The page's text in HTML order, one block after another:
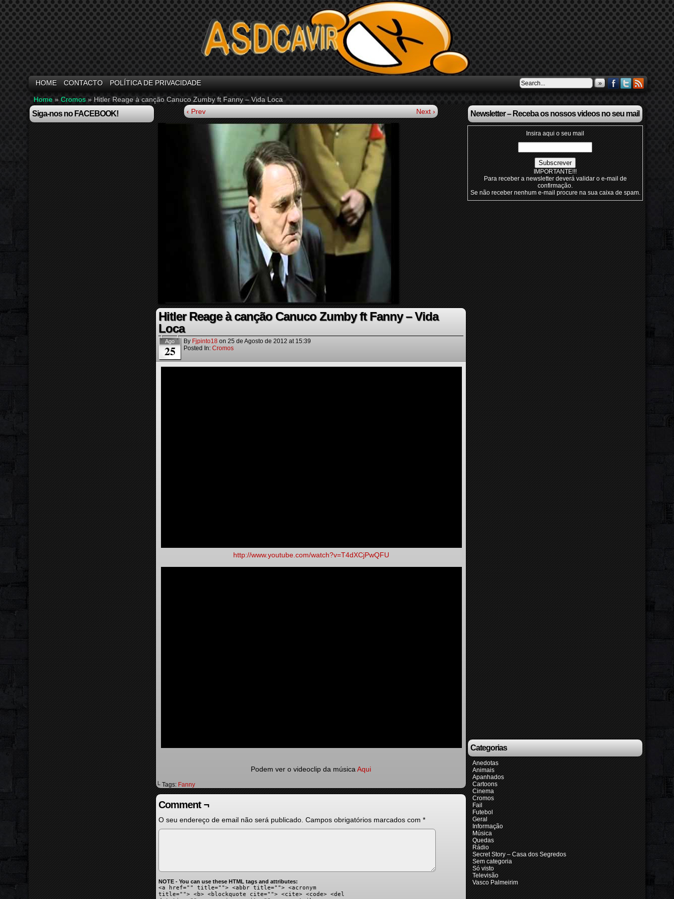
HOME CONTACTO POLÍTICA DE PRIVACIDADE »
Home » Cromos » Hitler Reage à canção Canuco Zumby ft Fanny – Vida Loca
Siga-nos no FACEBOOK! ‹ Prev Next ›
Hitler Reage à canção Canuco Zumby ft Fanny – Vida
Loca
Ago
25
By Fjpinto18 on 25 de Agosto de 2012 at 15:39
Posted In: Cromos
http://www.youtube.com/watch?v=T4dXCjPwQFU
Podem ver o videoclip da música Aqui
└ Tags: Fanny
Comment ¬
O seu endereço de email não será publicado. Campos obrigatórios marcados com *
NOTE - You can use these HTML tags and attributes:
<a href="" title=""> <abbr title=""> <acronym
title=""> <b> <blockquote cite=""> <cite> <code> <del
Newsletter – Receba os nossos videos no seu mail
Insira aqui o seu mail
IMPORTANTE!!!
Para receber a newsletter deverá validar o e-mail de
confirmação.
Se não receber nenhum e-mail procure na sua caixa de spam.
Categorias
Anedotas
Animais
Apanhados
Cartoons
Cinema
Cromos
Fail
Futebol
Geral
Informação
Música
Quedas
Rádio
Secret Story – Casa dos Segredos
Sem categoria
Só visto
Televisão
Vasco Palmeirim